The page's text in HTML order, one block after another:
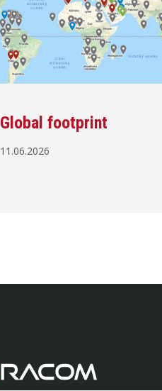
Global footprint
11.06.2026